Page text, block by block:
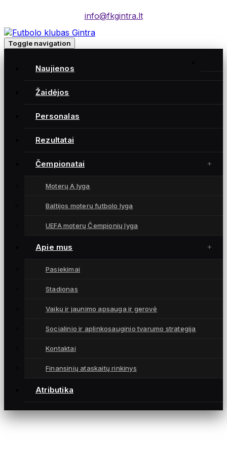
info@fkgintra.lt
Toggle navigation
Naujienos
Žaidėjos
Personalas
Rezultatai
Čempionatai
Moterų A lyga
Baltijos moterų futbolo lyga
UEFA moterų Čempionių lyga
Apie mus
Pasiekimai
Stadionas
Vaikų ir jaunimo apsauga ir gerovė
Socialinio ir aplinkosauginio tvarumo strategija
Kontaktai
Finansinių ataskaitų rinkinys
Atributika
Moterų futbolo klubas „Gintra“ – daugkartinės
Lietuvai UEFA moterų Čempionių lygoje.
NUORODOS
+370 687 33129
Šiauliai, Lietuva